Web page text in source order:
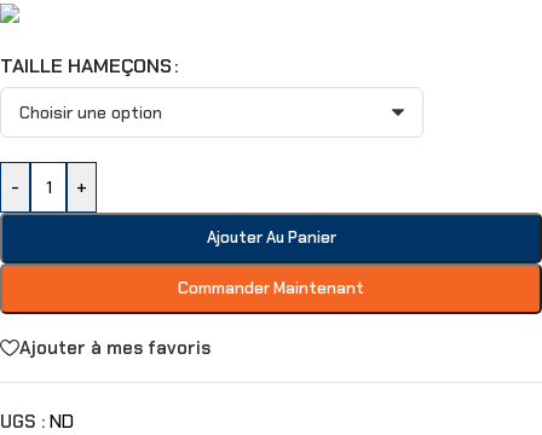
TAILLE HAMEÇONS
- +
Ajouter Au Panier
Commander Maintenant
Ajouter à mes favoris
UGS : ND